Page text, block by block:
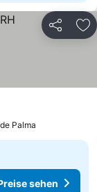
Teilen
Palma
sehen